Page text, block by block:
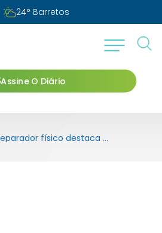
Barretos
Assine O Diário
Preparador físico destaca participação do BEC no Paulista Sub-17